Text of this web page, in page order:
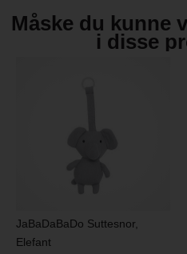
Måske du kunne
i disse
JaBaDaBaDo Suttesnor,
Elefant